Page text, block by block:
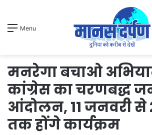
Menu
मनरेगा बचाओ
कांग्रेस का चरणबद्ध
आंदोलन, 11 जनवरी से
तक होंगे कार्यक्रम